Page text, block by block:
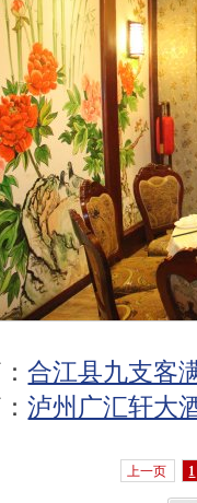
：合江县九支客
泸州广汇轩大
上一页 1